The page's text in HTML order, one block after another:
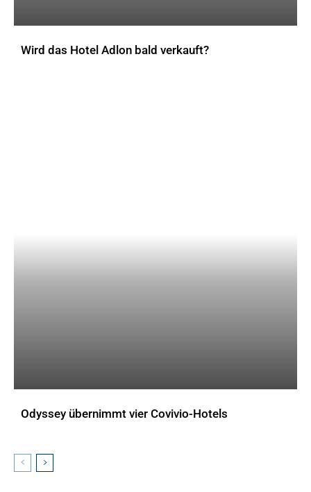
Wird das Hotel Adlon bald verkauft?
Odyssey übernimmt vier Covivio-Hotels